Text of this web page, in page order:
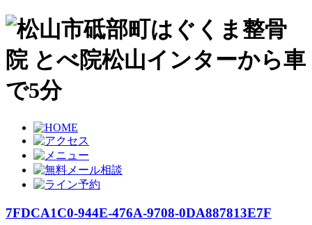
7FDCA1C0-944E-476A-9708-0DA887813E7F